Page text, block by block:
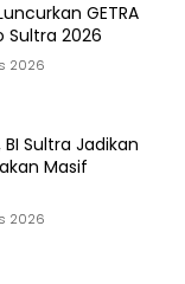
GETRA
Sultra 2026
2026
Sultra Jadikan
Masif
2026